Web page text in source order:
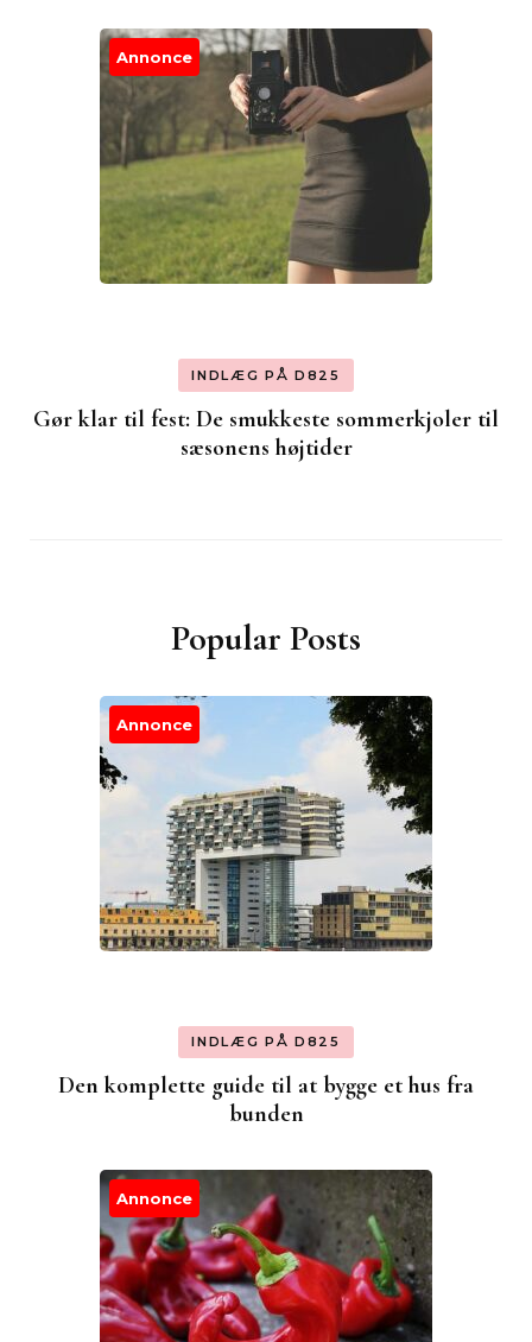
Annonce
INDLÆG PÅ D825
Gør klar til fest: De smukkeste sommerkjoler til
sæsonens højtider
Popular Posts
Annonce
INDLÆG PÅ D825
Den komplette guide til at bygge et hus fra
bunden
Annonce